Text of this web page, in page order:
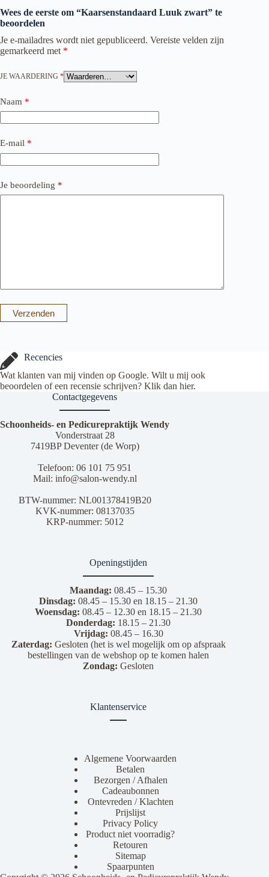
Wees de eerste om “Kaarsenstandaard Luuk zwart” te
beoordelen
Je e-mailadres wordt niet gepubliceerd. Vereiste velden zijn
gemarkeerd met *
JE WAARDERING *
Naam *
E-mail *
Je beoordeling *
Verzenden
Recencies
Wat klanten van mij vinden op Google. Wilt u mij ook
beoordelen of een recensie schrijven? Klik dan hier.
Contactgegevens
Schoonheids- en Pedicurepraktijk Wendy
Vonderstraat 28
7419BP Deventer (de Worp)
Telefoon: 06 101 75 951
Mail: info@salon-wendy.nl
BTW-nummer: NL001378419B20
KVK-nummer: 08137035
KRP-nummer: 5012
Openingstijden
Maandag:08.45 – 15.30
Dinsdag: 08.45 – 15.30 en 18.15 – 21.30
Woensdag: 08.45 – 12.30 en 18.15 – 21.30
Donderdag: 18.15 – 21.30
Vrijdag: 08.45 – 16.30
Zaterdag: Gesloten (het is wel mogelijk om op afspraak
bestellingen van de webshop op te komen halen
Zondag: Gesloten
Klantenservice
Algemene Voorwaarden
Betalen
Bezorgen / Afhalen
Cadeaubonnen
Ontevreden / Klachten
Prijslijst
Privacy Policy
Product niet voorradig?
Retouren
Sitemap
Spaarpunten